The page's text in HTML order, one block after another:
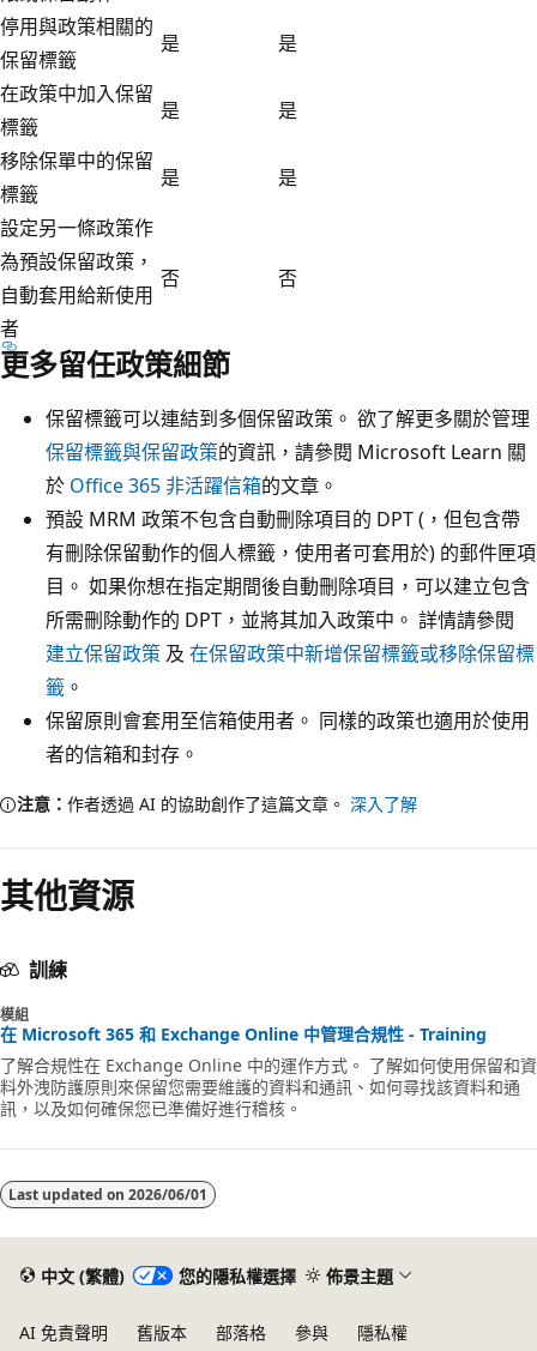
停用與政策相關的
保留標籤
是
是
在政策中加入保留
標籤
是
是
移除保單中的保留
標籤
是
是
設定另一條政策作
為預設保留政策，
自動套用給新使用
者
否 否
更多留任政策細節
保留標籤可以連結到多個保留政策。 欲了解更多關於管理
保留標籤與保留政策的資訊，請參閱 Microsoft Learn 關
於 Office 365 非活躍信箱的文章。
預設 MRM 政策不包含自動刪除項目的 DPT (，但包含帶
有刪除保留動作的個人標籤，使用者可套用於) 的郵件匣項
目。 如果你想在指定期間後自動刪除項目，可以建立包含
所需刪除動作的 DPT，並將其加入政策中。 詳情請參閱
建立保留政策 及 在保留政策中新增保留標籤或移除保留標
籤 。
保留原則會套用至信箱使用者。 同樣的政策也適用於使用
者的信箱和封存。
注意： 作者透過 AI 的協助創作了這篇文章。 深入了解
其他資源
訓練
模組
在 Microsoft 365 和 Exchange Online 中管理合規性 - Training
了解合規性在 Exchange Online 中的運作方式。 了解如何使用保留和資
料外洩防護原則來保留您需要維護的資料和通訊、如何尋找該資料和通
訊，以及如何確保您已準備好進行稽核。
Last updated on 2026/06/01
中文 (繁體) 您的隱私權選擇 佈景主題
AI 免責聲明 舊版本 部落格 參與 隱私權